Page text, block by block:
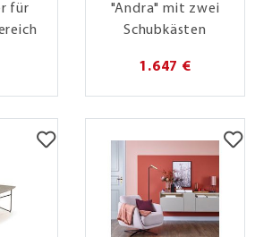
für
"Andra" mit zwei
Schubkästen
1.647 €